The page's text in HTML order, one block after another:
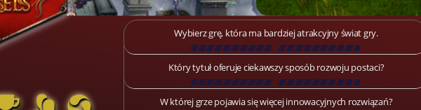
Wybierz grę, która ma bardziej atrakcyjny świat gry.
[\\\\\\\\\ \\\\\\\\\]
Który tytuł oferuje ciekawszy sposób rozwoju postaci?
[\\\\\\\\\ \\\\\\\\\]
W której grze pojawia się więcej innowacyjnych rozwiązań?